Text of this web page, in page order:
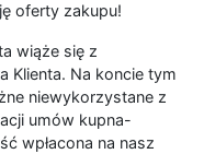
oferty zakupu!
wiąże się z
Klienta. Na koncie tym
niewykorzystane z
umów kupna-
wpłacona na nasz